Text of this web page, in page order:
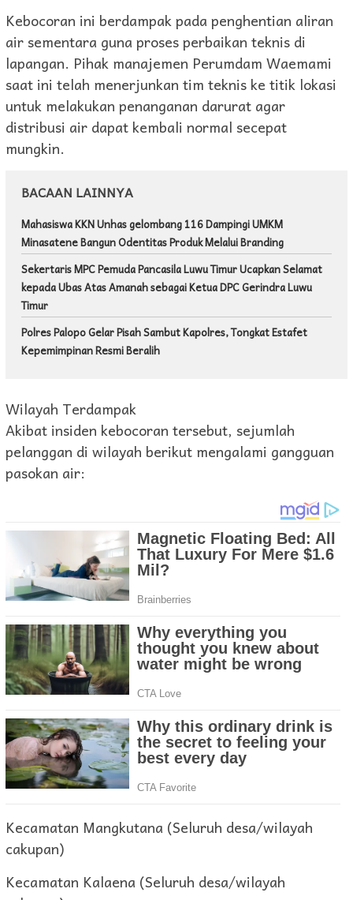
Kebocoran ini berdampak pada penghentian aliran
air sementara guna proses perbaikan teknis di
lapangan. Pihak manajemen Perumdam Waemami
saat ini telah menerjunkan tim teknis ke titik lokasi
untuk melakukan penanganan darurat agar
distribusi air dapat kembali normal secepat
mungkin.
BACAAN LAINNYA
Mahasiswa KKN Unhas gelombang 116 Dampingi UMKM
Minasatene Bangun Odentitas Produk Melalui Branding
Sekertaris MPC Pemuda Pancasila Luwu Timur Ucapkan Selamat
kepada Ubas Atas Amanah sebagai Ketua DPC Gerindra Luwu
Timur
Polres Palopo Gelar Pisah Sambut Kapolres, Tongkat Estafet
Kepemimpinan Resmi Beralih
Wilayah Terdampak
Akibat insiden kebocoran tersebut, sejumlah
pelanggan di wilayah berikut mengalami gangguan
pasokan air:
Kecamatan Mangkutana (Seluruh desa/wilayah
cakupan)
Kecamatan Kalaena (Seluruh desa/wilayah